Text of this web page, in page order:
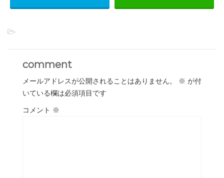
-
comment
メールアドレスが公開されることはありません。 ※ が付
いている欄は必須項目です
コメント ※